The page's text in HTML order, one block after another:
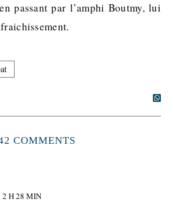
passant par l’amphi Boutmy, lui
COMMENTS
2 H 28 MIN